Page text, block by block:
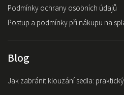
Podmínky ochrany osobních údajů
Postup a podmínky při nákupu na
Blog
Jak zabránit klouzání sedla: